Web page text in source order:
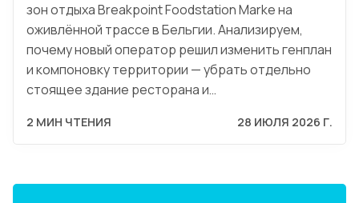
зон отдыха Breakpoint Foodstation Marke на
оживлённой трассе в Бельгии. Анализируем,
почему новый оператор решил изменить генплан
и компоновку территории — убрать отдельно
стоящее здание ресторана и…
2 МИН ЧТЕНИЯ 28 ИЮЛЯ 2026 Г.